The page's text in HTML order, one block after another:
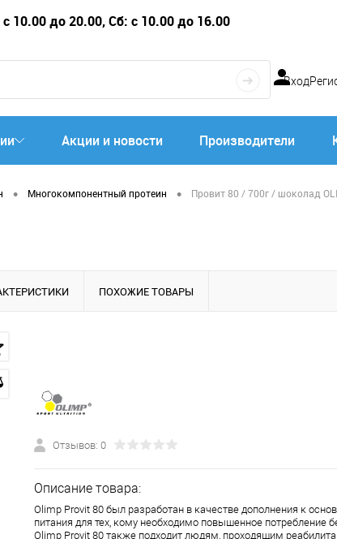
10.00 до 20.00, Сб: с 10.00 до 16.00
Вход
Акции и новости Производители
• Многокомпонентный протеин • Провит 80 / 700г / шоколад
ПОХОЖИЕ ТОВАРЫ
Отзывов: 0
Описание товара:
Olimp Provit 80 был разработан в качестве дополнения к
питания для тех, кому необходимо повышенное потребление
Olimp Provit 80 также подходит людям, проходящим